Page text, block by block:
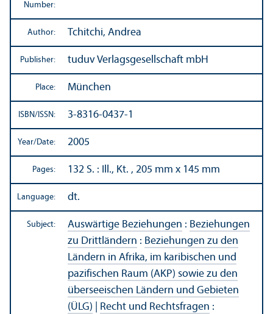
Number:
Author: Tchitchi, Andrea
Publisher: tuduv Verlagsgesellschaft mbH
Place: München
ISBN/ISSN: 3-8316-0437-1
Year/Date: 2005
Pages: 132 S. : Ill., Kt. , 205 mm x 145 mm
Language: dt.
Subject: Auswärtige Beziehungen : Beziehungen
zu Drittländern : Beziehungen zu den
Ländern in Afrika, im karibischen und
pazifischen Raum (AKP) sowie zu den
überseeischen Ländern und Gebieten
(ÜLG)
Recht und Rechtsfragen :